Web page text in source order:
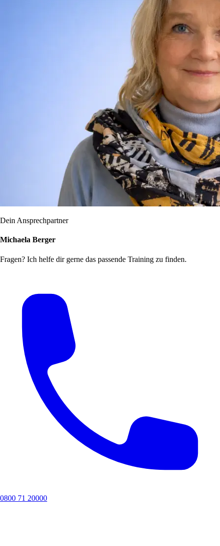
Dein Ansprechpartner
Michaela Berger
Fragen? Ich helfe dir gerne das passende Training zu finden.
0800 71 20000